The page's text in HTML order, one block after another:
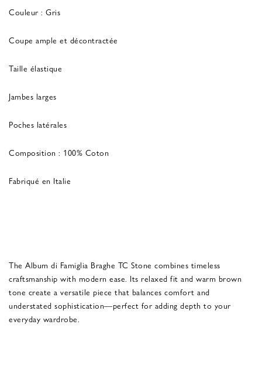
Couleur : Gris
Coupe ample et décontractée
Taille élastique
Jambes larges
Poches latérales
Composition : 100% Coton
Fabriqué en Italie
The Album di Famiglia Braghe TC Stone combines timeless
craftsmanship with modern ease. Its relaxed fit and warm brown
tone create a versatile piece that balances comfort and
understated sophistication—perfect for adding depth to your
everyday wardrobe.